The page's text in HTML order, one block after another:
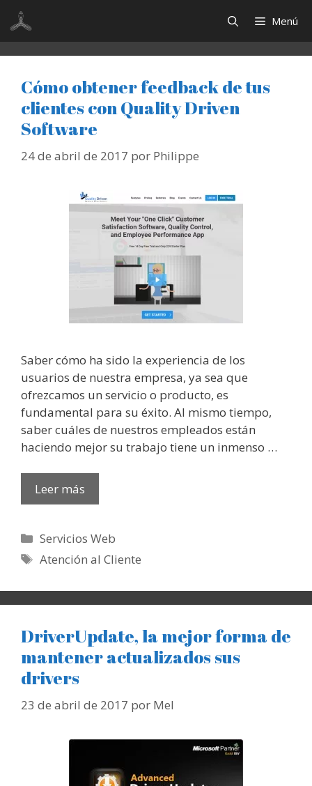
Saltar
contenido
Menú
Cómo obtener feedback de tus
clientes con Quality Driven
Software
24 de abril de 2017 por Philippe
Saber cómo ha sido la experiencia de los
usuarios de nuestra empresa, ya sea que
ofrezcamos un servicio o producto, es
fundamental para su éxito. Al mismo tiempo,
saber cuáles de nuestros empleados están
haciendo mejor su trabajo tiene un inmenso …
Leer más
Categorías
Servicios Web
Etiquetas
Atención al Cliente
DriverUpdate, la mejor forma de
mantener actualizados sus
drivers
23 de abril de 2017 por Mel